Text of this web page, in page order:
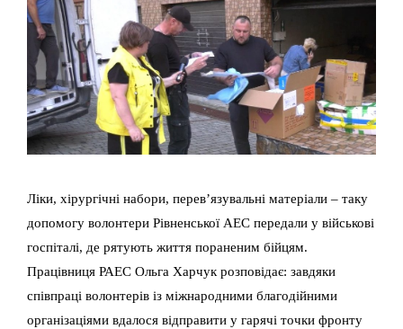
Ліки, хірургічні набори, перев’язувальні матеріали – таку
допомогу волонтери Рівненської АЕС передали у військові
госпіталі, де рятують життя пораненим бійцям.
Працівниця РАЕС Ольга Харчук розповідає: завдяки
співпраці волонтерів із міжнародними благодійними
організаціями вдалося відправити у гарячі точки фронту